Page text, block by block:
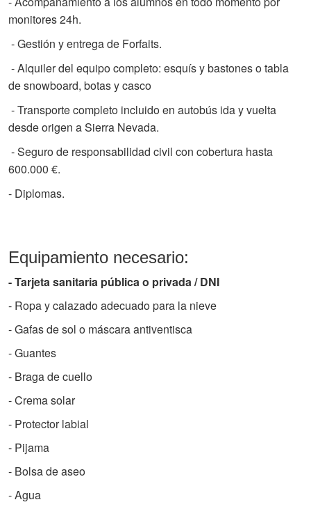
monitores 24h.
- Gestión y entrega de Forfaits.
- Alquiler del equipo completo: esquís y bastones o tabla
de snowboard, botas y casco
- Transporte completo incluido en autobús ida y vuelta
desde origen a Sierra Nevada.
- Seguro de responsabilidad civil con cobertura hasta
600.000 €.
- Diplomas.
Equipamiento necesario:
- Tarjeta sanitaria pública o privada / DNI
- Ropa y calazado adecuado para la nieve
- Gafas de sol o máscara antiventisca
- Guantes
- Braga de cuello
- Crema solar
- Protector labial
- Pijama
- Bolsa de aseo
- Agua